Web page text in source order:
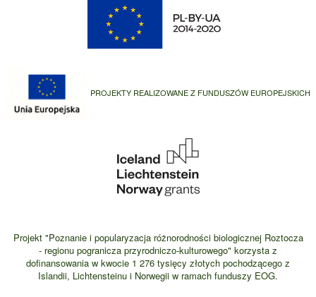
PROJEKTY REALIZOWANE Z FUNDUSZÓW EUROPEJSKICH
Projekt "Poznanie i popularyzacja różnorodności biologicznej Roztocza
- regionu pogranicza przyrodniczo-kulturowego" korzysta z
dofinansowania w kwocie 1 276 tysięcy złotych pochodzącego z
Islandii, Lichtensteinu i Norwegii w ramach funduszy EOG.